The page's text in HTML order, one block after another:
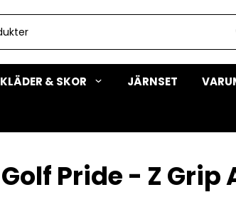
KLÄDER & SKOR JÄRNSET
Golf Pride - Z